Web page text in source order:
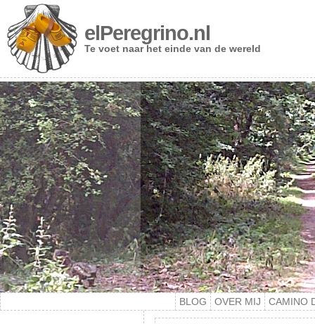
elPeregrino.nl
Te voet naar het einde van de wereld
BLOG OVER MIJ CAMINO